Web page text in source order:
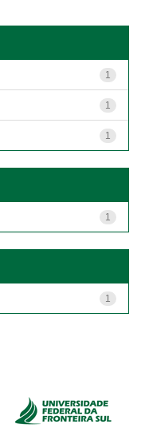
1
1
1
1
1